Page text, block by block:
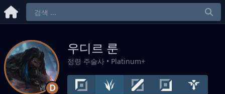
D
우디르 룬
정령 주술사 • Platinum+